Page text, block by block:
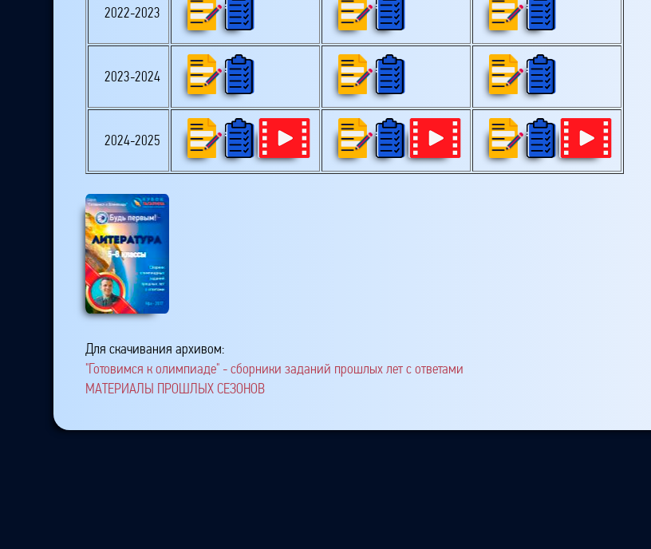
2022-2023
2023-2024
2024-2025
Для скачивания архивом:
"Готовимся к олимпиаде" - сборники заданий прошлых лет с ответами
МАТЕРИАЛЫ ПРОШЛЫХ СЕЗОНОВ